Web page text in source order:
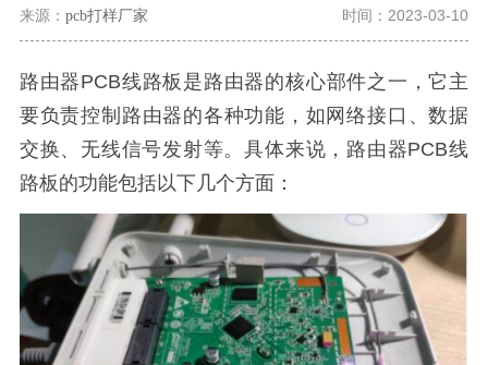
来源： pcb打样厂家 时间：2023-03-10
路由器PCB线路板是路由器的核心部件之一，它主
要负责控制路由器的各种功能，如网络接口、数据
交换、无线信号发射等。具体来说，路由器PCB线
路板的功能包括以下几个方面：